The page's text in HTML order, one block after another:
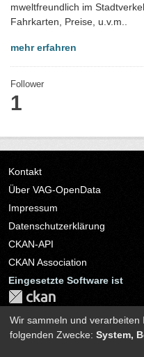
mweltfreundlich im
Fahrkarten, Preise, u.v.m..
mehr erfahren
Follower
1
Kontakt
Über VAG-OpenData
Impressum
Datenschutzerklärung
CKAN-API
CKAN Association
Eingesetzte Software ist
Sprache
Wir sammeln und
folgenden Zwecke: System,